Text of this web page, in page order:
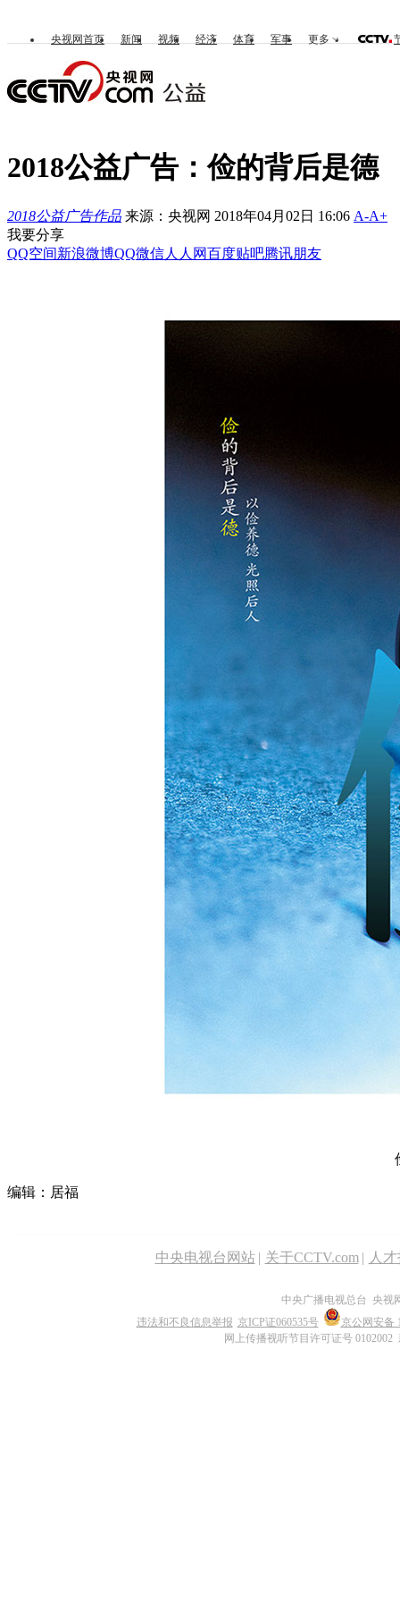
央视网首页 新闻 视频 经济 体育 军事 更多
2018公益广告：俭的背后是德
2018公益广告作品 来源：央视网 2018年04月02日 16:06 A-A+
我要分享
QQ空间新浪微博QQ微信人人网百度贴吧腾讯朋友
编辑：居福
中央电视台网站 | 关于CCTV.com | 人
中央广播电视总台 央视
违法和不良信息举报 京ICP证060535号
京公网安备
网上传播视听节目许可证号 0102002